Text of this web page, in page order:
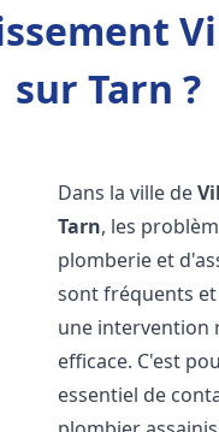
sur Tarn ?
Dans la ville de
Tarn, les
plomberie et
sont fréquents
une intervention
efficace. C'est
essentiel de